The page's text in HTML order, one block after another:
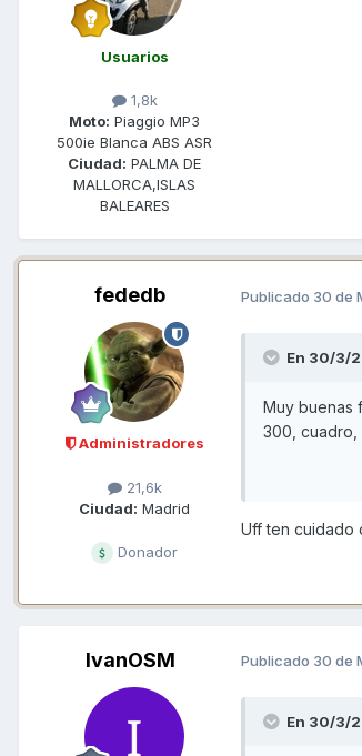
Usuarios
1,8k
Moto: Piaggio MP3
500ie Blanca ABS ASR
Ciudad: PALMA DE
MALLORCA,ISLAS
BALEARES
fededb
Administradores
21,6k
Ciudad: Madrid
Donador
Publicado 30 de
En 30/3/
Muy buenas
300, cuadro,
Uff ten cuidado
IvanOSM Publicado 30 de
En 30/3/